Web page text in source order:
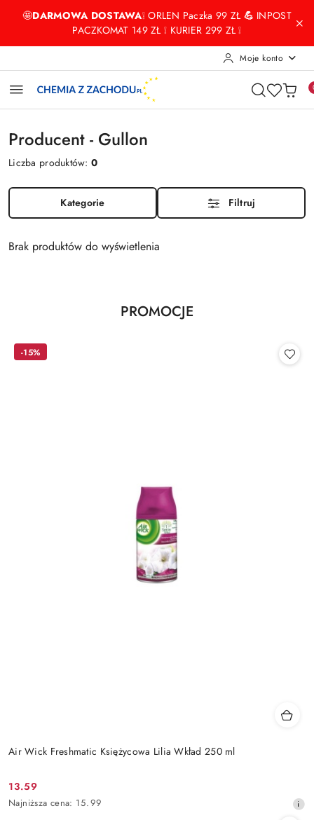
Przejdź do treści głównej
Przejdź do wyszukiwarki
Przejdź do moje konto
Przejdź do menu głównego
Przejdź do stopki
🤩DARMOWA DOSTAWA❕ ORLEN Paczka 99 ZŁ💪 INPOST
PACZKOMAT 149 ZŁ ❕ KURIER 299 ZŁ ❕
Moje konto
Producent - Gullon
Liczba produktów:0
Kategorie Filtruj
Brak produktów do wyświetlenia
Pomiń karuzelę produktów
Produkty
PROMOCJE
Air Wick Freshmatic Księżycowa Lilia Wkład 250 ml
Cena
promocyjna:
13.59
Najniższa
Najniższa cena: 15.99
-15%